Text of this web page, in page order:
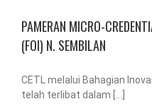
PAMERAN MICRO-
(FOI) N. SEMBILAN
CETL melalui Bahagian
telah terlibat dalam [...]